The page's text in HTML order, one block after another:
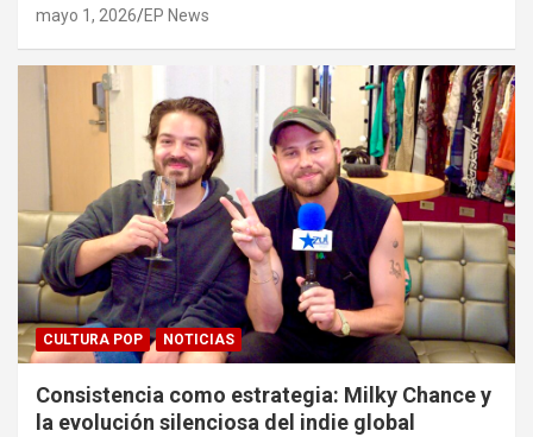
mayo 1, 2026 EP News
CULTURA POP NOTICIAS
Consistencia como estrategia: Milky Chance y
la evolución silenciosa del indie global